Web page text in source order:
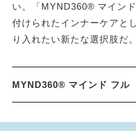
い。「MYND360® マイン
付けられたインナーケアと
り入れたい新たな選択肢だ。
MYND360® マインド フル